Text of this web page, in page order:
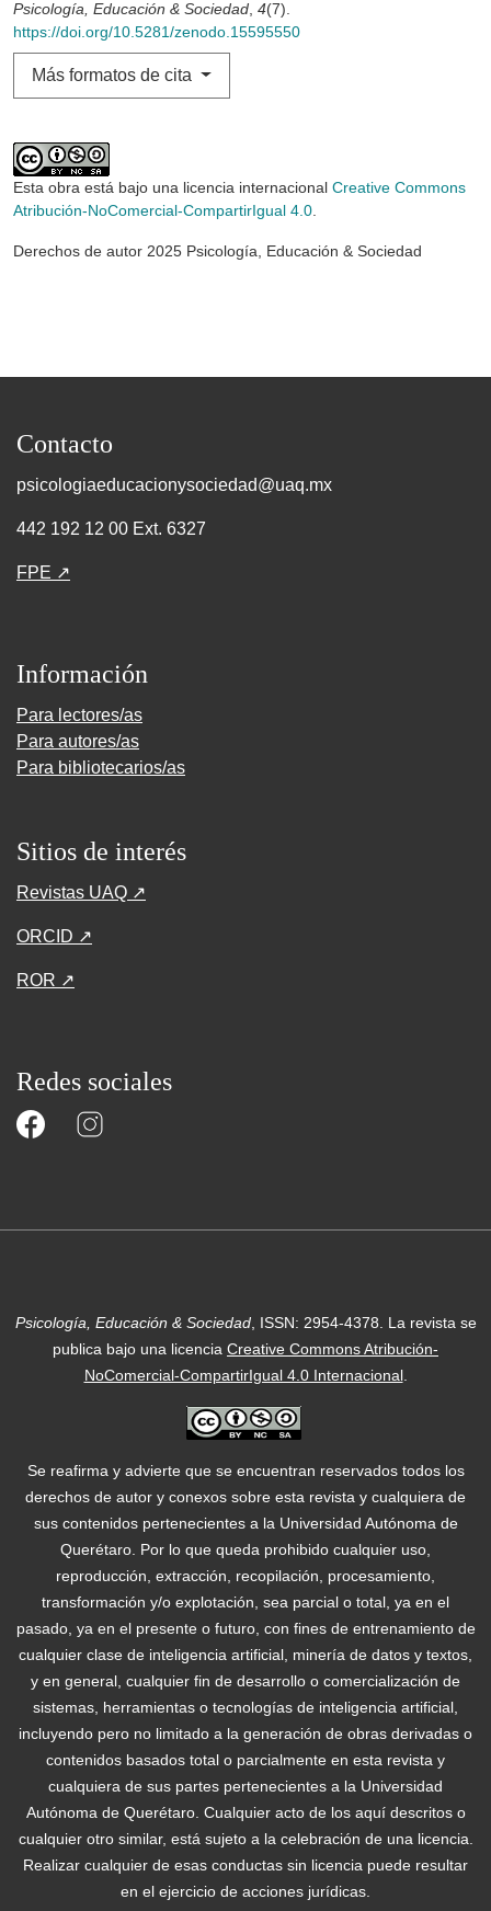
Psicología, Educación & Sociedad, 4(7).
https://doi.org/10.5281/zenodo.15595550
Más formatos de cita
Esta obra está bajo una licencia internacional Creative Commons
Atribución-NoComercial-CompartirIgual 4.0.
Derechos de autor 2025 Psicología, Educación & Sociedad
Contacto
psicologiaeducacionysociedad@uaq.mx
442 192 12 00 Ext. 6327
FPE ↗
Información
Para lectores/as
Para autores/as
Para bibliotecarios/as
Sitios de interés
Revistas UAQ ↗
ORCID ↗
ROR ↗
Redes sociales
Psicología, Educación & Sociedad, ISSN: 2954-4378. La revista se
publica bajo una licencia Creative Commons Atribución-
NoComercial-CompartirIgual 4.0 Internacional.
Se reafirma y advierte que se encuentran reservados todos los
derechos de autor y conexos sobre esta revista y cualquiera de
sus contenidos pertenecientes a la Universidad Autónoma de
Querétaro. Por lo que queda prohibido cualquier uso,
reproducción, extracción, recopilación, procesamiento,
transformación y/o explotación, sea parcial o total, ya en el
pasado, ya en el presente o futuro, con fines de entrenamiento de
cualquier clase de inteligencia artificial, minería de datos y textos,
y en general, cualquier fin de desarrollo o comercialización de
sistemas, herramientas o tecnologías de inteligencia artificial,
incluyendo pero no limitado a la generación de obras derivadas o
contenidos basados total o parcialmente en esta revista y
cualquiera de sus partes pertenecientes a la Universidad
Autónoma de Querétaro. Cualquier acto de los aquí descritos o
cualquier otro similar, está sujeto a la celebración de una licencia.
Realizar cualquier de esas conductas sin licencia puede resultar
en el ejercicio de acciones jurídicas.